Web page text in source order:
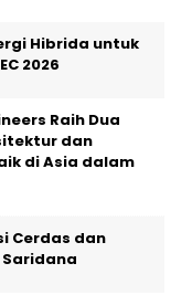
Hibrida untuk
2026
Raih Dua
dan
di Asia dalam
Cerdas dan